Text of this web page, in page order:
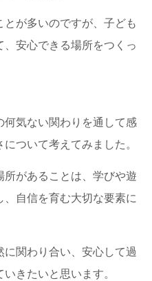
が多いのですが、子ども
安心できる場所をつくっ
気ない関わりを通して感
ついて考えてみました。
があることは、学びや遊
自信を育む大切な要素に
関わり合い、安心して過
きたいと思います。